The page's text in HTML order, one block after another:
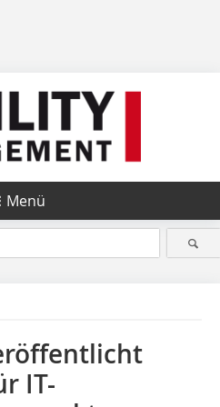
Menü
IT-